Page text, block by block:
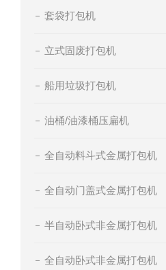
套袋打包机
立式固废打包机
船用垃圾打包机
油桶/油漆桶压扁机
全自动料斗式金属打包机
全自动门盖式金属打包机
半自动卧式非金属打包机
全自动卧式非金属打包机